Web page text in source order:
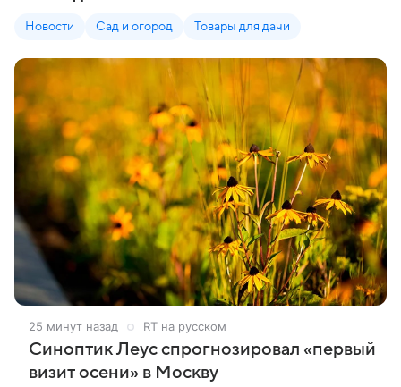
Новости Сад и огород Товары для дачи
25 минут назад RT на русском
Синоптик Леус спрогнозировал «первый
визит осени» в Москву